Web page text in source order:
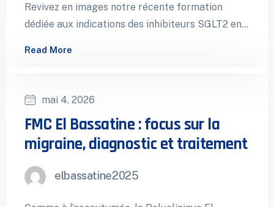
Revivez en images notre récente formation
dédiée aux indications des inhibiteurs SGLT2 en
Read More
mai 4, 2026
FMC El Bassatine : focus sur la
migraine, diagnostic et traitement
elbassatine2025